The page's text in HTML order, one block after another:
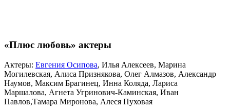
«Плюс любовь» актеры
Актеры: Евгения Осипова, Илья Алексеев, Марина
Могилевская, Алиса Признякова, Олег Алмазов, Александр
Наумов, Максим Брагинец, Инна Коляда, Лариса
Маршалова, Агнета Угринович-Каминская, Иван
Павлов,Тамара Миронова, Алеся Пуховая